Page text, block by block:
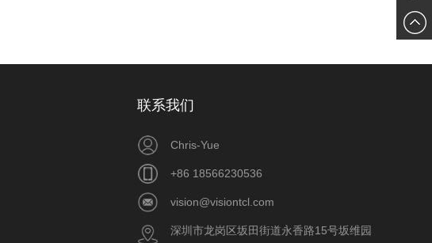
联系我们
Chris-Yue
+86 18566230536
vision@visiontcl.com
深圳市龙岗区坂田街道永香路15号坂维园
件